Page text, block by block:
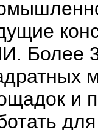
Более
и